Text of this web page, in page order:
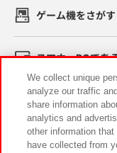
ゲーム機をさがす
スマホ・PCであ
イベント・キャン
We collect unique
analyze our traffic
share information
analytics and
other information
have collected from